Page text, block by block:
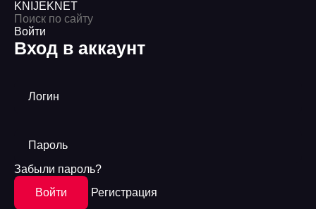
KNIJEKNET
Войти
Вход в аккаунт
Логин
Пароль
Забыли пароль?
Войти
Регистрация